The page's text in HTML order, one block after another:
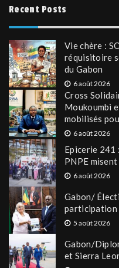
Recent Posts
Vie chère :
réquisitoire
du Gabon
6 août 2026
Cross
Moukoumbi
mobilisés
6 août 2026
Epicerie 241
PNPE
6 août 2026
Gabon/
participation
5 août 2026
Gabon/
et Sierra